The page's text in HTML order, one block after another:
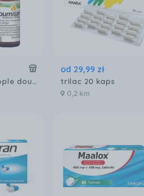
Espumisan krople doustne 40mg/1ml 30ml
od 29,99 zł
trilac 20 kaps
0,2 km